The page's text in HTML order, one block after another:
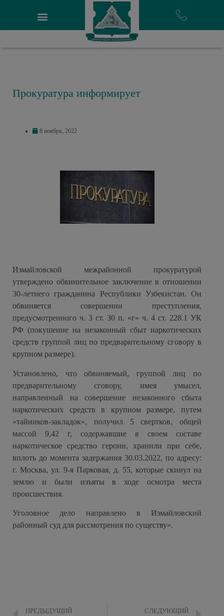
Прокуратура информирует
8 ноября, 2022
Измайловской межрайонной прокуратурой
утверждено обвинительное заключение в отношении
30-летнего гражданина Республики Узбекистан. Он
обвиняется совершении преступления,
предусмотренного ч. 3 ст. 30 п. «г» ч. 4 ст. 228.1 УК
РФ (покушение на незаконный сбыт наркотических
средств группой лиц по предварительному сговору в
крупном размере).
Установлено, что обвиняемый, группой лиц по
предварительному сговору, имея умысел,
направленный на совершение незаконного сбыта
наркотических средств в крупном размере, путем
«тайников-закладок», получил 5 свертков, общей
массой 9,42 г, содержавшие в своем составе
наркотическое средство героин, хранили при себе,
вплоть до момента задержания 30.03.2022, по адресу:
г. Москва, ул. 9-я Парковая, д. 55, которые скинул на
землю и были изъяты в ходе осмотра места
происшествия.
Уголовное дело направлено в Измайловский
районный суд для рассмотрения по существу».
ПРЕДЫДУЩИЙ СЛЕДУЮЩИЙ